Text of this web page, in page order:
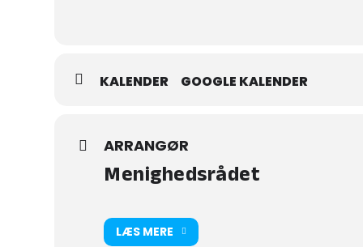
KALENDER GOOGLE KALENDER
ARRANGØR
Menighedsrådet
LÆS MERE